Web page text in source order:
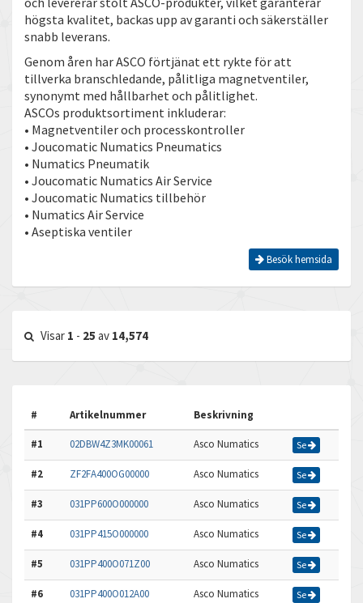
högsta kvalitet, backas upp av garanti och säkerställer
snabb leverans.
Genom åren har ASCO förtjänat ett rykte för att
tillverka branschledande, pålitliga magnetventiler,
synonymt med hållbarhet och pålitlighet.
ASCOs produktsortiment inkluderar:
• Magnetventiler och processkontroller
• Joucomatic Numatics Pneumatics
• Numatics Pneumatik
• Joucomatic Numatics Air Service
• Joucomatic Numatics tillbehör
• Numatics Air Service
• Aseptiska ventiler
Besök hemsida
Visar 1 - 25 av 14,574
# Artikelnummer Beskrivning
#1 02DBW4Z3MK00061 Asco Numatics Se
#2 ZF2FA400OG00000 Asco Numatics Se
#3 031PP600O000000 Asco Numatics Se
#4 031PP415O000000 Asco Numatics Se
#5 031PP400O071Z00 Asco Numatics Se
#6 031PP400O012A00 Asco Numatics Se